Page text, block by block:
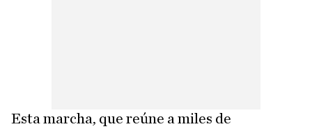
Esta marcha, que reúne a miles de